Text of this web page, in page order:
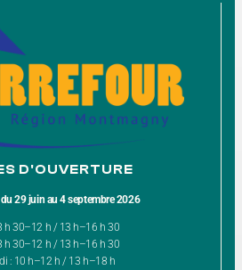
D'OUVERTURE
du 29 juin au 4 septembre 2026
h 30–12 h / 13 h–16 h 30
h 30–12 h / 13 h–16 h 30
: 10 h–12 h / 13 h–18 h